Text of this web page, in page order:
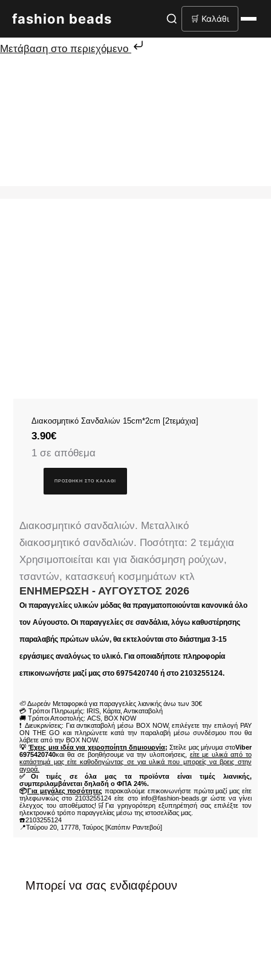
fashion beads 🛒 Καλάθι
Μετάβαση στο περιεχόμενο
Διακοσμητικό Σανδαλιών 15cm*2cm [2τεμάχια]
3.90€
1 σε απόθεμα
ΠΡΟΣΘΉΚΗ ΣΤΟ ΚΑΛΆΘΙ
Διακοσμητικό σανδαλιών. Μεταλλικό
διακοσμητικό σανδαλιών. Ποσότητα: 2 τεμάχια
Χρησιμοποιείται και για διακόσμηση ρούχων,
τσαντών, κατασκευή κοσμημάτων κτλ
ΕΝΗΜΈΡΩΣΗ - ΑΎΓΟΥΣΤΟΣ 2026
Οι παραγγελίες υλικών μόδας θα πραγματοποιούνται κανονικά όλο
τον Αύγουστο. Οι παραγγελίες σε σανδάλια, λόγω καθυστέρησης
παραλαβής πρώτων υλών, θα εκτελούνται στο διάστημα 3-15
εργάσιμες αναλόγως το υλικό. Για οποιαδήποτε πληροφορία
επικοινωνήστε μαζί μας στο 6975420740 ή στο 2103255124.
🦥 Δωρεάν Μεταφορικά για παραγγελίες λιανικής άνω των 30€
💳 Τρόποι Πληρωμής: IRIS, Κάρτα, Αντικαταβολή
🚚 Τρόποι Αποστολής: ACS, BOX NOW
❗ Διευκρινίσεις: Για αντικαταβολή μέσω BOX NOW, επιλέγετε την επιλογή PAY
ON THE GO και πληρώνετε κατά την παραλαβή μέσω συνδέσμου που θα
λάβετε από την BOX NOW.
💡Έχεις μια ιδέα για χειροποίητη δημιουργία; Στείλε μας μήνυμα στοViber
6975420740και θα σε βοηθήσουμε να την υλοποιήσεις, είτε με υλικά από το
κατάστημά μας είτε καθοδηγώντας σε για υλικά που μπορείς να βρεις στην
αγορά.
✅Οι τιμές σε όλα μας τα προϊόντα είναι τιμές λιανικής,
συμπεριλαμβάνεται δηλαδή ο ΦΠΑ 24%.
📦Για μεγάλες ποσότητες παρακαλούμε επικοινωνήστε πρώτα μαζί μας είτε
τηλεφωνικώς στο 2103255124 είτε στο info@fashion-beads.gr ώστε να γίνει
έλεγχος του αποθέματος!🛒Για γρηγορότερη εξυπηρέτησή σας επιλέξτε τον
ηλεκτρονικό τρόπο παραγγελίας μέσω της ιστοσελίδας μας.
☎️2103255124
📍Ταύρου 20, 17778, Ταύρος [Κατόπιν Ραντεβού]
Μπορεί να σας ενδιαφέρουν